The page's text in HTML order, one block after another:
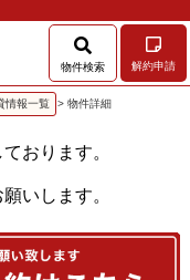
物件検索 解約申請
情報一覧 > 物件詳細
おります。
いします。